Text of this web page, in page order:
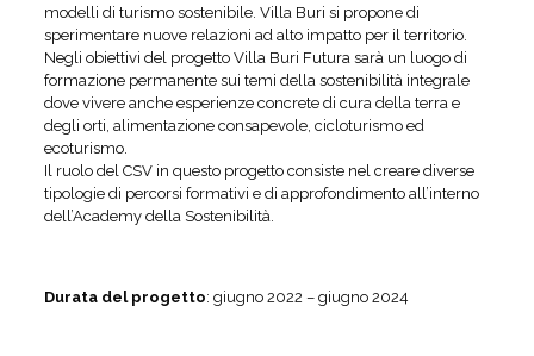
modelli di turismo sostenibile. Villa Buri si propone di
sperimentare nuove relazioni ad alto impatto per il territorio.
Negli obiettivi del progetto Villa Buri Futura sarà un luogo di
formazione permanente sui temi della sostenibilità integrale
dove vivere anche esperienze concrete di cura della terra e
degli orti, alimentazione consapevole, cicloturismo ed
ecoturismo.
Il ruolo del CSV in questo progetto consiste nel creare diverse
tipologie di percorsi formativi e di approfondimento all’interno
dell’Academy della Sostenibilità.
Durata del progetto: giugno 2022 – giugno 2024